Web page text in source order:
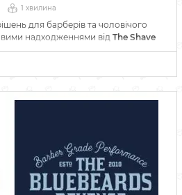
1 хвилина
для барберів та чоловічого
надходженнями від The Shave